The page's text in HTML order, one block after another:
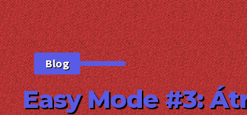
Blog
Easy Mode #3: